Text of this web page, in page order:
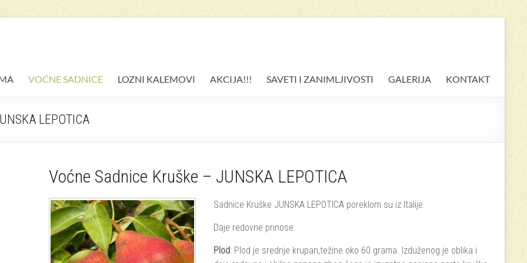
VOĆNE SADNICE LOZNI KALEMOVI AKCIJA!!! SAVETI I ZANIMLJIVOSTI GALERIJA KONTAKT
LEPOTICA
Voćne Sadnice Kruške – JUNSKA LEPOTICA
Sadnice Kruške JUNSKA LEPOTICA poreklom su iz Italije.
Daje redovne prinose.
Plod: Plod je srednje krupan,težine oko 60 grama. Izduženog je oblika i